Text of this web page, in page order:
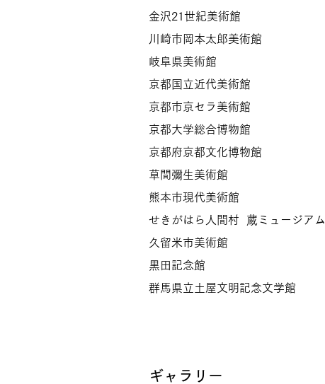
金沢21世紀美術館
川崎市岡本太郎美術館
岐阜県美術館
京都国立近代美術館
京都市京セラ美術館
京都大学総合博物館
京都府京都文化博物館
草間彌生美術館
熊本市現代美術館
せきがはら人間村 蔵ミュージアム
久留米市美術館
黒田記念館
群馬県立土屋文明記念文学館
ギャラリー